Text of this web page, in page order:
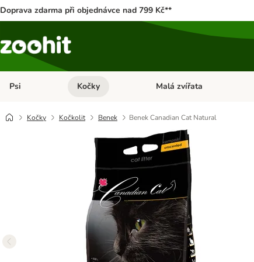
Doprava zdarma při objednávce nad 799 Kč**
Psi Otevřít menu: Psi
Kočky Otevřít menu: Kočky
Malá zvířata
Kočky Kočkolit Benek Benek Canadian Cat Natural